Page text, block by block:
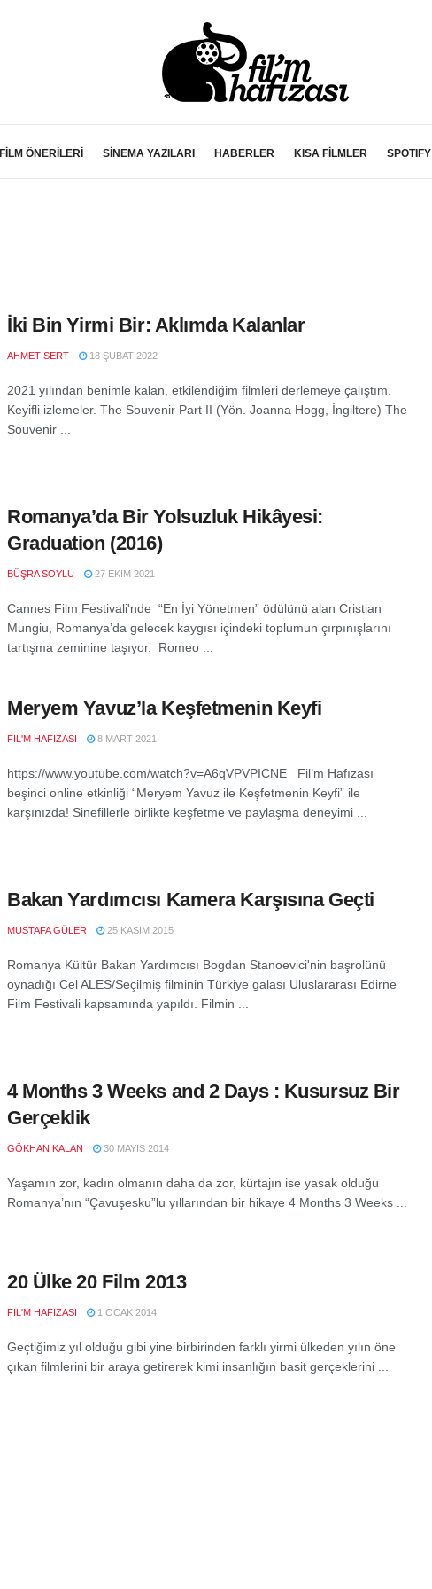
FİLM ÖNERİLERİ SİNEMA YAZILARI HABERLER KISA FİLMLER SPOTIFY
İki Bin Yirmi Bir: Aklımda Kalanlar
AHMET SERT 18 ŞUBAT 2022
2021 yılından benimle kalan, etkilendiğim filmleri derlemeye çalıştım.
Keyifli izlemeler. The Souvenir Part II (Yön. Joanna Hogg, İngiltere) The
Souvenir ...
Romanya’da Bir Yolsuzluk Hikâyesi:
Graduation (2016)
BÜŞRA SOYLU 27 EKIM 2021
Cannes Film Festivali'nde “En İyi Yönetmen” ödülünü alan Cristian
Mungiu, Romanya’da gelecek kaygısı içindeki toplumun çırpınışlarını
tartışma zeminine taşıyor. Romeo ...
Meryem Yavuz’la Keşfetmenin Keyfi
FIL'M HAFIZASI 8 MART 2021
https://www.youtube.com/watch?v=A6qVPVPICNE Fil’m Hafızası
beşinci online etkinliği “Meryem Yavuz ile Keşfetmenin Keyfi” ile
karşınızda! Sinefillerle birlikte keşfetme ve paylaşma deneyimi ...
Bakan Yardımcısı Kamera Karşısına Geçti
MUSTAFA GÜLER 25 KASIM 2015
Romanya Kültür Bakan Yardımcısı Bogdan Stanoevici'nin başrolünü
oynadığı Cel ALES/Seçilmiş filminin Türkiye galası Uluslararası Edirne
Film Festivali kapsamında yapıldı. Filmin ...
4 Months 3 Weeks and 2 Days : Kusursuz Bir
Gerçeklik
GÖKHAN KALAN 30 MAYIS 2014
Yaşamın zor, kadın olmanın daha da zor, kürtajın ise yasak olduğu
Romanya’nın “Çavuşesku”lu yıllarından bir hikaye 4 Months 3 Weeks ...
20 Ülke 20 Film 2013
FIL'M HAFIZASI 1 OCAK 2014
Geçtiğimiz yıl olduğu gibi yine birbirinden farklı yirmi ülkeden yılın öne
çıkan filmlerini bir araya getirerek kimi insanlığın basit gerçeklerini ...